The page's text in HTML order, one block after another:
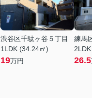
渋谷区千駄ヶ谷５丁目
1LDK (34.24㎡)
19万円
練馬
26.5